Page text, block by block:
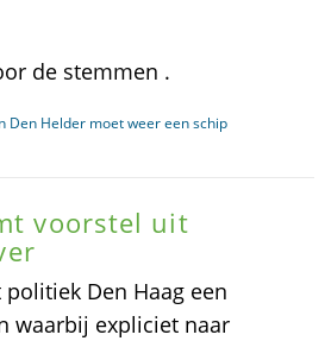
de stemmen .
Den Helder moet weer een schip
voorstel uit
Den Haag een
waarbij expliciet naar